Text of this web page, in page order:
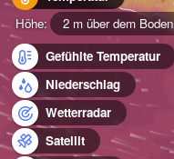
Höhe:
2 m über dem Boden
Gefühlte Temperatur
Niederschlag
Wetterradar
Satellit